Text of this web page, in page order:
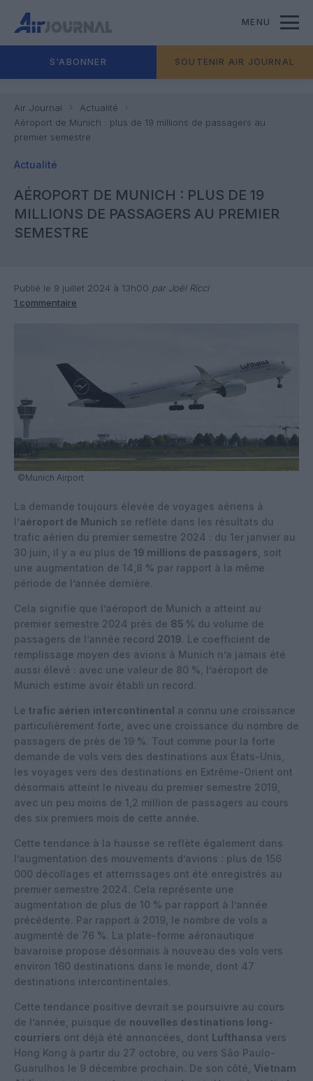
MENU
S'ABONNER SOUTENIR AIR JOURNAL
Air Journal
Actualité
Aéroport de Munich : plus de 19 millions de passagers au
premier semestre
Actualité
AÉROPORT DE MUNICH : PLUS DE 19
MILLIONS DE PASSAGERS AU PREMIER
SEMESTRE
Publié le 9 juillet 2024 à 13h00 par Joël Ricci
1 commentaire
©Munich Airport
La demande toujours élevée de voyages aériens à
l’aéroport de Munich se reflète dans les résultats du
trafic aérien du premier semestre 2024 : du 1er janvier au
30 juin, il y a eu plus de 19 millions de passagers , soit
une augmentation de 14,8 % par rapport à la même
période de l’année dernière.
Cela signifie que l’aéroport de Munich a atteint au
premier semestre 2024 près de 85 % du volume de
passagers de l’année record 2019. Le coefficient de
remplissage moyen des avions à Munich n’a jamais été
aussi élevé : avec une valeur de 80 %, l’aéroport de
Munich estime avoir établi un record.
Le trafic aérien intercontinental a connu une croissance
particulièrement forte, avec une croissance du nombre de
passagers de près de 19 %. Tout comme pour la forte
demande de vols vers des destinations aux États-Unis,
les voyages vers des destinations en Extrême-Orient ont
désormais atteint le niveau du premier semestre 2019,
avec un peu moins de 1,2 million de passagers au cours
des six premiers mois de cette année.
Cette tendance à la hausse se reflète également dans
l’augmentation des mouvements d’avions : plus de 156
000 décollages et atterrissages ont été enregistrés au
premier semestre 2024. Cela représente une
augmentation de plus de 10 % par rapport à l’année
précédente. Par rapport à 2019, le nombre de vols a
augmenté de 76 %. La plate-forme aéronautique
bavaroise propose désormais à nouveau des vols vers
environ 160 destinations dans le monde, dont 47
destinations intercontinentales.
Cette tendance positive devrait se poursuivre au cours
de l’année, puisque de nouvelles destinations long-
courriers ont déjà été annoncées, dont Lufthansa vers
Hong Kong à partir du 27 octobre, ou vers São Paulo-
Guarulhos le 9 décembre prochain. De son côté, Vietnam